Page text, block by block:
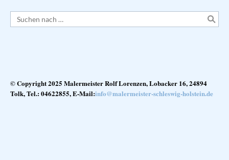
© Copyright 2025 Malermeister Rolf Lorenzen, Lobacker 16, 24894
Tolk, Tel.: 04622855, E-Mail:info@malermeister-schleswig-holstein.de